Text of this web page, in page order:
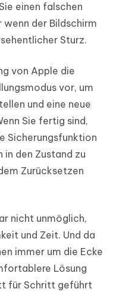
einen falschen
der Bildschirm
Sturz.
von Apple die
vor, um
und eine neue
Sie fertig sind,
Sicherungsfunktion
in den Zustand zu
Zurücksetzen
nicht unmöglich,
und Zeit. Und da
immer um die Ecke
Lösung
für Schritt geführt